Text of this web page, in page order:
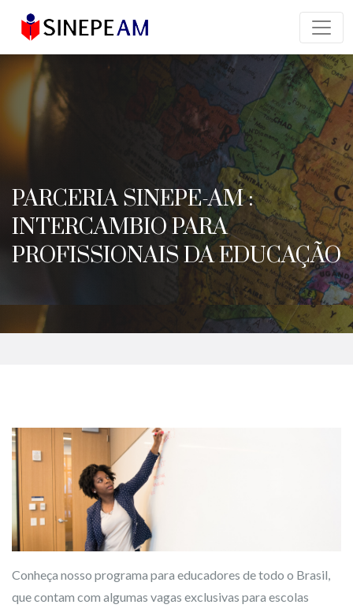
PARCERIA SINEPE-AM :
INTERCAMBIO PARA
PROFISSIONAIS DA EDUCAÇÃO
Conheça nosso programa para educadores de todo o Brasil,
que contam com algumas vagas exclusivas para escolas